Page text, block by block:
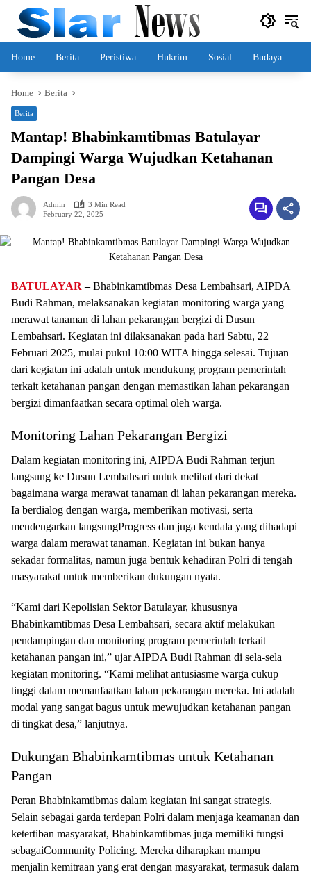
content
Home Berita Peristiwa Hukrim Sosial Budaya
Home Berita
Berita
Mantap! Bhabinkamtibmas Batulayar
Dampingi Warga Wujudkan Ketahanan
Pangan Desa
Admin
3 Min Read
February 22, 2025
BATULAYAR –Bhabinkamtibmas Desa Lembahsari, AIPDA
Budi Rahman, melaksanakan kegiatan monitoring warga yang
merawat tanaman di lahan pekarangan bergizi di Dusun
Lembahsari. Kegiatan ini dilaksanakan pada hari Sabtu, 22
Februari 2025, mulai pukul 10:00 WITA hingga selesai. Tujuan
dari kegiatan ini adalah untuk mendukung program pemerintah
terkait ketahanan pangan dengan memastikan lahan pekarangan
bergizi dimanfaatkan secara optimal oleh warga.
Monitoring Lahan Pekarangan Bergizi
Dalam kegiatan monitoring ini, AIPDA Budi Rahman terjun
langsung ke Dusun Lembahsari untuk melihat dari dekat
bagaimana warga merawat tanaman di lahan pekarangan mereka.
Ia berdialog dengan warga, memberikan motivasi, serta
mendengarkan langsungProgress dan juga kendala yang dihadapi
warga dalam merawat tanaman. Kegiatan ini bukan hanya
sekadar formalitas, namun juga bentuk kehadiran Polri di tengah
masyarakat untuk memberikan dukungan nyata.
“Kami dari Kepolisian Sektor Batulayar, khususnya
Bhabinkamtibmas Desa Lembahsari, secara aktif melakukan
pendampingan dan monitoring program pemerintah terkait
ketahanan pangan ini,” ujar AIPDA Budi Rahman di sela-sela
kegiatan monitoring. “Kami melihat antusiasme warga cukup
tinggi dalam memanfaatkan lahan pekarangan mereka. Ini adalah
modal yang sangat bagus untuk mewujudkan ketahanan pangan
di tingkat desa,” lanjutnya.
Dukungan Bhabinkamtibmas untuk Ketahanan
Pangan
Peran Bhabinkamtibmas dalam kegiatan ini sangat strategis.
Selain sebagai garda terdepan Polri dalam menjaga keamanan dan
ketertiban masyarakat, Bhabinkamtibmas juga memiliki fungsi
sebagaiCommunity Policing. Mereka diharapkan mampu
menjalin kemitraan yang erat dengan masyarakat, termasuk dalam